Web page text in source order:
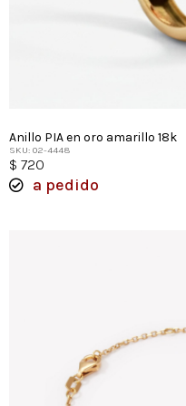
Anillo PIA en oro amarillo 18k
SKU: 02-4448
$ 720
a pedido